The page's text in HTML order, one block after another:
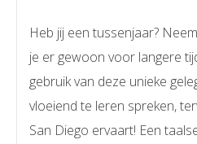
Heb jij een tussenjaar?
je er gewoon voor langere
gebruik van deze unieke
vloeiend te leren spreken,
San Diego ervaart! Een